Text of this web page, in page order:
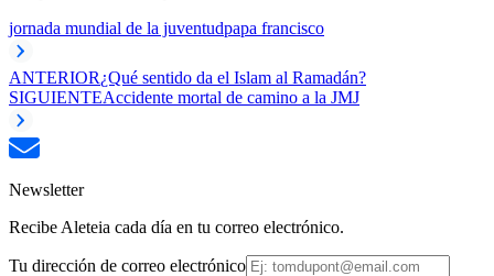
jornada mundial de la juventudpapa francisco
ANTERIOR¿Qué sentido da el Islam al Ramadán?
SIGUIENTEAccidente mortal de camino a la JMJ
Newsletter
Recibe Aleteia cada día en tu correo electrónico.
Tu dirección de correo electrónico